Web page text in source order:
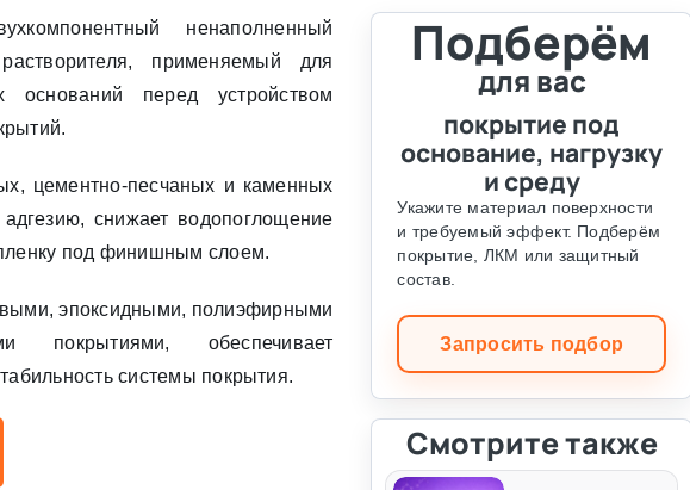
ненаполненный
применяемый для
оснований перед устройством
цементно-песчаных и каменных
снижает водопоглощение
под финишным слоем.
эпоксидными, полиэфирными
покрытиями, обеспечивает
системы покрытия.
Подберём
для вас
покрытие под
основание, нагрузку
и среду
Укажите материал поверхности
и требуемый эффект. Подберём
покрытие, ЛКМ или защитный
состав.
Запросить подбор
Смотрите также